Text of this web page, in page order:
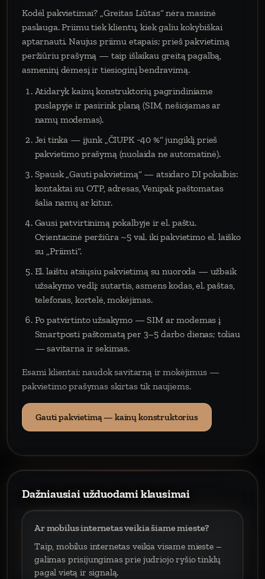
Kodėl pakvietimai? „Greitas Liūtas“ nėra masinė
paslauga. Priimu tiek klientų, kiek galiu kokybiškai
aptarnauti. Naujus priimu etapais; prieš pakvietimą
peržiūriu prašymą — taip išlaikau greitą pagalbą,
asmeninį dėmesį ir tiesioginį bendravimą.
Atidaryk kainų konstruktorių pagrindiniame
puslapyje ir pasirink planą (SIM, nešiojamas ar
namų modemas).
Jei tinka — įjunk „ČIUPK −40 %“ jungiklį prieš
pakvietimo prašymą (nuolaida ne automatinė).
Spausk „Gauti pakvietimą“ — atsidaro DI pokalbis:
kontaktai su OTP, adresas, Venipak paštomatas
šalia namų ar kitur.
Gausi patvirtinimą pokalbyje ir el. paštu.
Orientacinė peržiūra ~5 val. iki pakvietimo el. laiško
su „Priimti“.
El. laištu atsiųsiu pakvietimą su nuoroda — užbaik
užsakymo vedlį: sutartis, asmens kodas, el. paštas,
telefonas, kortelė, mokėjimas.
Po patvirtinto užsakymo — SIM ar modemas į
Smartposti paštomatą per 3–5 darbo dienas; toliau
— savitarna ir sekimas.
Esami klientai: naudok savitarną ir mokėjimus —
pakvietimo prašymas skirtas tik naujiems.
Gauti pakvietimą — kainų konstruktorius
Dažniausiai užduodami klausimai
Ar mobilus internetas veikia šiame mieste?
Taip, mobilus internetas veikia visame mieste –
galimas prisijungimas prie judriojo ryšio tinklų
pagal vietą ir signalą.